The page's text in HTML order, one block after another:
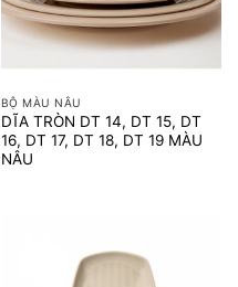
BỘ MÀU NÂU
DĨA TRÒN DT 14, DT 15, DT
16, DT 17, DT 18, DT 19 MÀU
NÂU